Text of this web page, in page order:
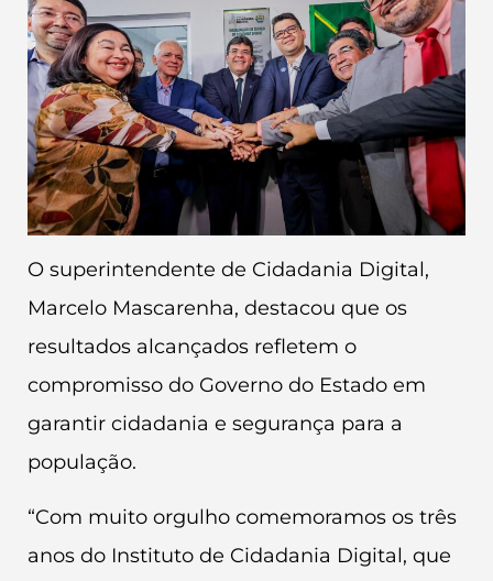
O superintendente de Cidadania Digital,
Marcelo Mascarenha, destacou que os
resultados alcançados refletem o
compromisso do Governo do Estado em
garantir cidadania e segurança para a
população.
“Com muito orgulho comemoramos os três
anos do Instituto de Cidadania Digital, que